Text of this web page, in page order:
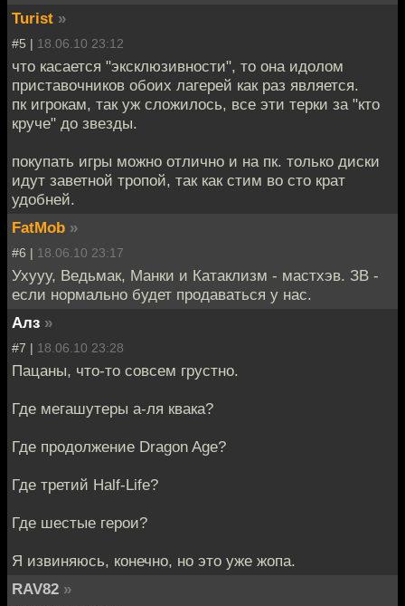
Turist »
#5 | 18.06.10 23:12
что касается "эксклюзивности", то она идолом
приставочников обоих лагерей как раз является.
пк игрокам, так уж сложилось, все эти терки за "кто
круче" до звезды.
покупать игры можно отлично и на пк. только диски
идут заветной тропой, так как стим во сто крат
удобней.
FatMob »
#6 | 18.06.10 23:17
Ухууу, Ведьмак, Манки и Катаклизм - мастхэв. ЗВ -
если нормально будет продаваться у нас.
Алз »
#7 | 18.06.10 23:28
Пацаны, что-то совсем грустно.
Где мегашутеры а-ля квака?
Где продолжение Dragon Age?
Где третий Half-Life?
Где шестые герои?
Я извиняюсь, конечно, но это уже жопа.
RAV82 »